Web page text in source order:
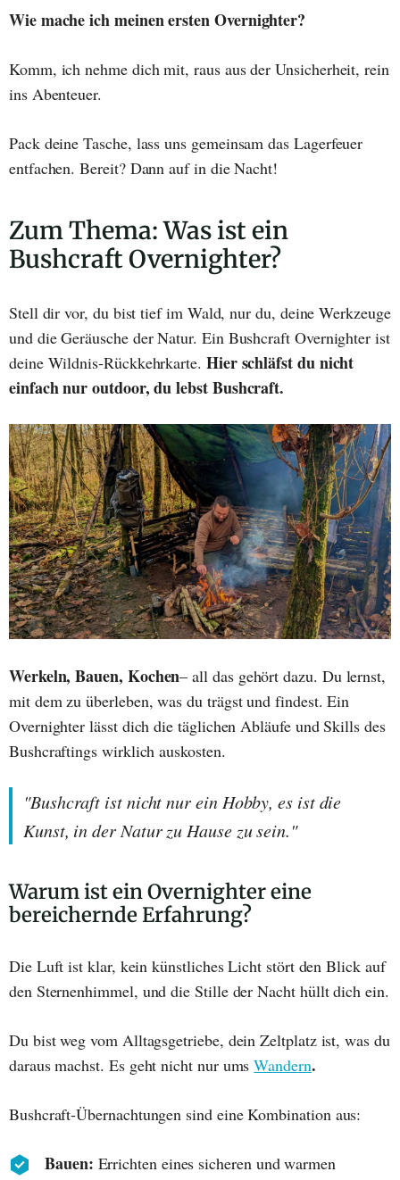
Wie mache ich meinen ersten Overnighter?
Komm, ich nehme dich mit, raus aus der Unsicherheit, rein
ins Abenteuer.
Pack deine Tasche, lass uns gemeinsam das Lagerfeuer
entfachen. Bereit? Dann auf in die Nacht!
Zum Thema: Was ist ein
Bushcraft Overnighter?
Stell dir vor, du bist tief im Wald, nur du, deine Werkzeuge
und die Geräusche der Natur. Ein Bushcraft Overnighter ist
deine Wildnis-Rückkehrkarte. Hier schläfst du nicht
einfach nur outdoor, du lebst Bushcraft.
Werkeln, Bauen, Kochen– all das gehört dazu. Du lernst,
mit dem zu überleben, was du trägst und findest. Ein
Overnighter lässt dich die täglichen Abläufe und Skills des
Bushcraftings wirklich auskosten.
"Bushcraft ist nicht nur ein Hobby, es ist die
Kunst, in der Natur zu Hause zu sein."
Warum ist ein Overnighter eine
bereichernde Erfahrung?
Die Luft ist klar, kein künstliches Licht stört den Blick auf
den Sternenhimmel, und die Stille der Nacht hüllt dich ein.
Du bist weg vom Alltagsgetriebe, dein Zeltplatz ist, was du
daraus machst. Es geht nicht nur umsWandern.
Bushcraft-Übernachtungen sind eine Kombination aus:
Bauen: Errichten eines sicheren und warmen